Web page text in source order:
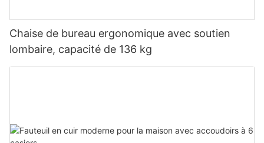
Chaise de bureau ergonomique avec soutien
lombaire, capacité de 136 kg